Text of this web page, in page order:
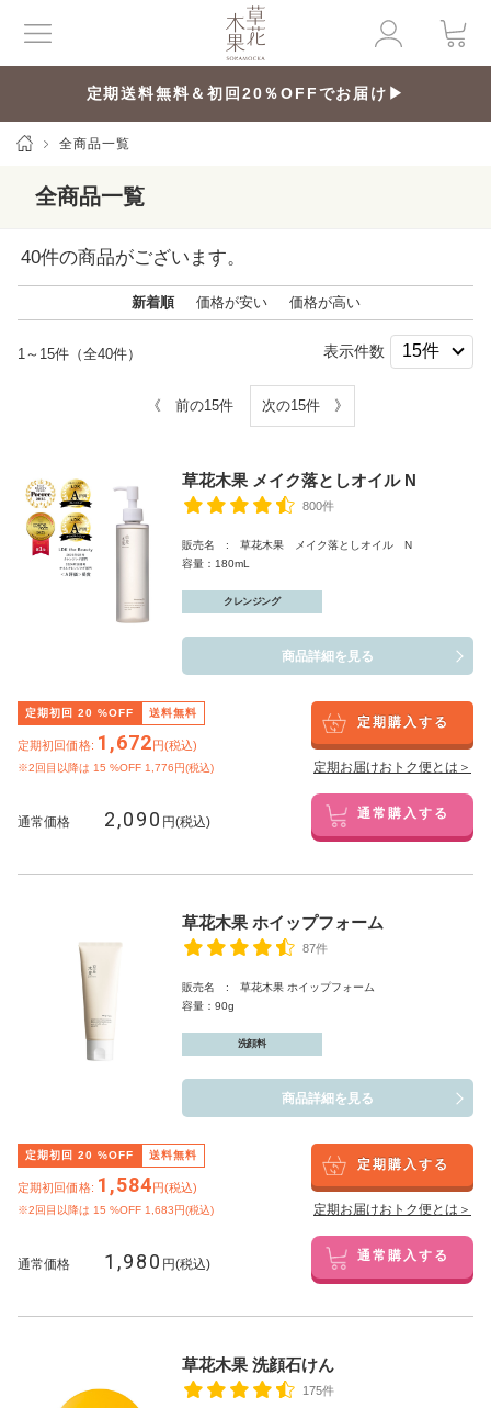
定期送料無料＆初回20％OFFでお届け▶
全商品一覧
全商品一覧
40件の商品がございます。
新着順 価格が安い 価格が高い
1～15件（全40件） 表示件数
《 前の15件 次の15件 》
草花木果 メイク落としオイル N
800件
販売名 : 草花木果 メイク落としオイル N
容量：180mL
クレンジング
商品詳細を見る
定期初回 20 %OFF 送料無料
定期初回価格: 1,672円(税込)
※2回目以降は 15 %OFF 1,776円(税込)
定期購入する
定期お届けおトク便とは＞
通常価格 2,090 円(税込) 通常購入する
草花木果 ホイップフォーム
87件
販売名 : 草花木果 ホイップフォーム
容量：90g
洗顔料
商品詳細を見る
定期初回 20 %OFF 送料無料
定期初回価格: 1,584円(税込)
※2回目以降は 15 %OFF 1,683円(税込)
定期購入する
定期お届けおトク便とは＞
通常価格 1,980 円(税込) 通常購入する
草花木果 洗顔石けん
175件